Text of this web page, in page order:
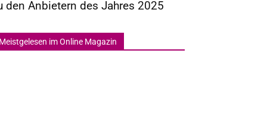
den Anbietern des Jahres 2025
Meistgelesen im Online Magazin